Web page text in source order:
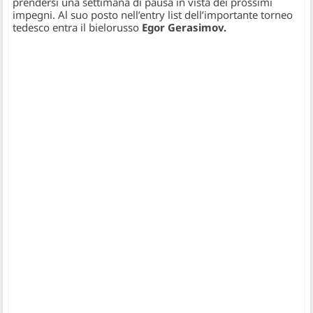
impegni. Al suo posto nell’entry list dell’importante torneo
tedesco entra il bielorusso Egor Gerasimov.